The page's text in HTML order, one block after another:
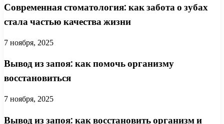
Современная стоматология: как забота о зубах
стала частью качества жизни
7 ноября, 2025
Вывод из запоя: как помочь организму
восстановиться
7 ноября, 2025
Вывод из запоя: как восстановить организм и